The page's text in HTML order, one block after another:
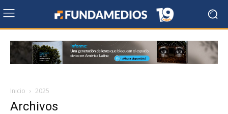
Inicio 2025
Archivos